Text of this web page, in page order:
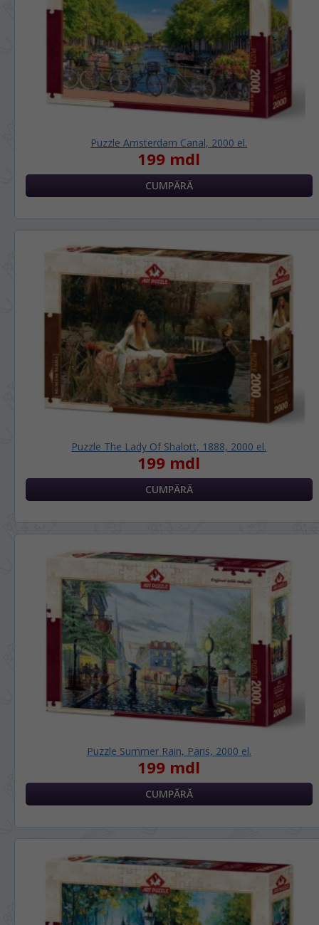
Puzzle Amsterdam Canal, 2000 el.
199 mdl
Puzzle The Lady Of Shalott, 1888, 2000 el.
199 mdl
Puzzle Summer Rain, Paris, 2000 el.
199 mdl
LIMBA SITE-ULUI / ЯЗЫК САЙТА
În ce limbă ați dori să vedeți site-ul
nostru?
Vă vom deranja doar o singură dată, apoi
vă vom salva alegerea limbii.
Беспокоим Вас только один раз, далее
сохраним Ваш выбор языка.
*Dacă doriți să schimbați limba site-ului,
puteți oricând să faceți asta în colțul din
dreapta sus al paginii.
Если вы хотите переключить язык сайта,
то это можно всегда сделать в правом
верхнем углу страницы.
RU